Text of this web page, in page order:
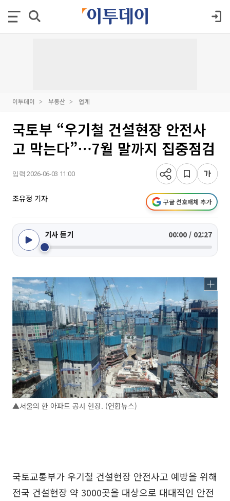
이투데이 부동산 업계
국토부 “우기철 건설현장 안전사
고 막는다”⋯7월 말까지 집중점검
입력 2026-06-03 11:00
조유정 기자 구글 선호매체 추가
기사 듣기 00:00 / 02:27
▲서울의 한 아파트 공사 현장. (연합뉴스)
국토교통부가 우기철 건설현장 안전사고 예방을 위해
전국 건설현장 약 3000곳을 대상으로 대대적인 안전